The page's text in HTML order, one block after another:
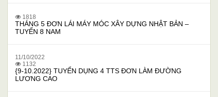
1818
THÁNG 5 ĐƠN LÁI MÁY MÓC XÂY DỰNG NHẬT BẢN –
TUYỂN 8 NAM
11/10/2022
1132
{9-10.2022} TUYỂN DỤNG 4 TTS ĐƠN LÀM ĐƯỜNG
LƯƠNG CAO